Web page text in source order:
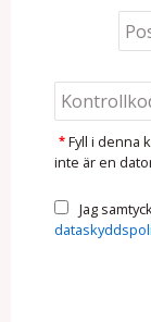
* Fyll i denna
inte är en
Jag